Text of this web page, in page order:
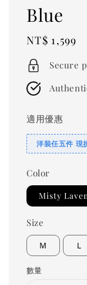
Blue
Regular
price
NT$ 1,599
Secure
適用優惠
洋裝任五件 現
Color
Misty
Size
Ｍ Ｌ
數量